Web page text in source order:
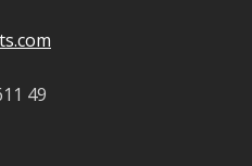
49